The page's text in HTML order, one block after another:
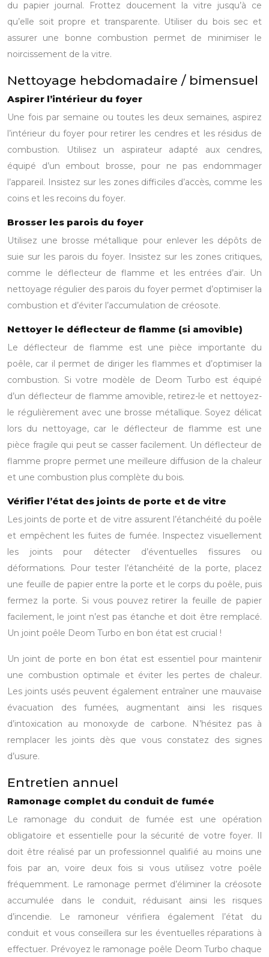
du papier journal. Frottez doucement la vitre jusqu’à ce
qu’elle soit propre et transparente. Utiliser du bois sec et
assurer une bonne combustion permet de minimiser le
noircissement de la vitre.
Nettoyage hebdomadaire / bimensuel
Aspirer l’intérieur du foyer
Une fois par semaine ou toutes les deux semaines, aspirez
l’intérieur du foyer pour retirer les cendres et les résidus de
combustion. Utilisez un aspirateur adapté aux cendres,
équipé d’un embout brosse, pour ne pas endommager
l’appareil. Insistez sur les zones difficiles d’accès, comme les
coins et les recoins du foyer.
Brosser les parois du foyer
Utilisez une brosse métallique pour enlever les dépôts de
suie sur les parois du foyer. Insistez sur les zones critiques,
comme le déflecteur de flamme et les entrées d’air. Un
nettoyage régulier des parois du foyer permet d’optimiser la
combustion et d’éviter l’accumulation de créosote.
Nettoyer le déflecteur de flamme (si amovible)
Le déflecteur de flamme est une pièce importante du
poêle, car il permet de diriger les flammes et d’optimiser la
combustion. Si votre modèle de Deom Turbo est équipé
d’un déflecteur de flamme amovible, retirez-le et nettoyez-
le régulièrement avec une brosse métallique. Soyez délicat
lors du nettoyage, car le déflecteur de flamme est une
pièce fragile qui peut se casser facilement. Un déflecteur de
flamme propre permet une meilleure diffusion de la chaleur
et une combustion plus complète du bois.
Vérifier l’état des joints de porte et de vitre
Les joints de porte et de vitre assurent l’étanchéité du poêle
et empêchent les fuites de fumée. Inspectez visuellement
les joints pour détecter d’éventuelles fissures ou
déformations. Pour tester l’étanchéité de la porte, placez
une feuille de papier entre la porte et le corps du poêle, puis
fermez la porte. Si vous pouvez retirer la feuille de papier
facilement, le joint n’est pas étanche et doit être remplacé.
Un joint poêle Deom Turbo en bon état est crucial !
Un joint de porte en bon état est essentiel pour maintenir
une combustion optimale et éviter les pertes de chaleur.
Les joints usés peuvent également entraîner une mauvaise
évacuation des fumées, augmentant ainsi les risques
d’intoxication au monoxyde de carbone. N’hésitez pas à
remplacer les joints dès que vous constatez des signes
d’usure.
Entretien annuel
Ramonage complet du conduit de fumée
Le ramonage du conduit de fumée est une opération
obligatoire et essentielle pour la sécurité de votre foyer. Il
doit être réalisé par un professionnel qualifié au moins une
fois par an, voire deux fois si vous utilisez votre poêle
fréquemment. Le ramonage permet d’éliminer la créosote
accumulée dans le conduit, réduisant ainsi les risques
d’incendie. Le ramoneur vérifiera également l’état du
conduit et vous conseillera sur les éventuelles réparations à
effectuer. Prévoyez le ramonage poêle Deom Turbo chaque